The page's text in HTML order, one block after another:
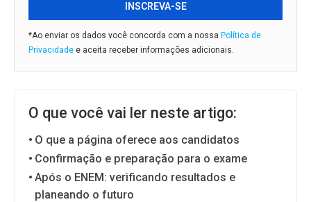
INSCREVA-SE
*Ao enviar os dados você concorda com a nossa Política de
Privacidade e aceita receber informações adicionais.
O que você vai ler neste artigo:
O que a página oferece aos candidatos
Confirmação e preparação para o exame
Após o ENEM: verificando resultados e
planeando o futuro